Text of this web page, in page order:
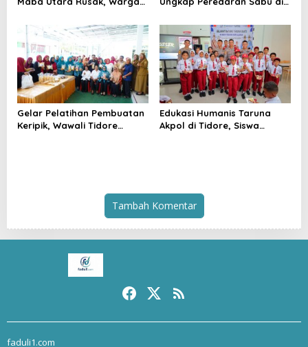
dari Pemda
Pengedar Diamankan
Gelar Pelatihan Pembuatan
Keripik, Wawali Tidore
Edukasi Humanis Taruna
Akpol di Tidore, Siswa
Tambah Komentar
faduli1.com